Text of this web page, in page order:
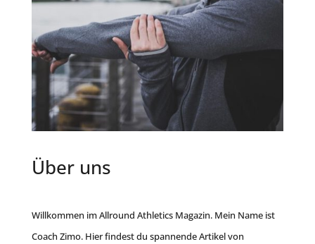
Über uns
Willkommen im Allround Athletics Magazin. Mein Name ist
Coach Zimo. Hier findest du spannende Artikel von